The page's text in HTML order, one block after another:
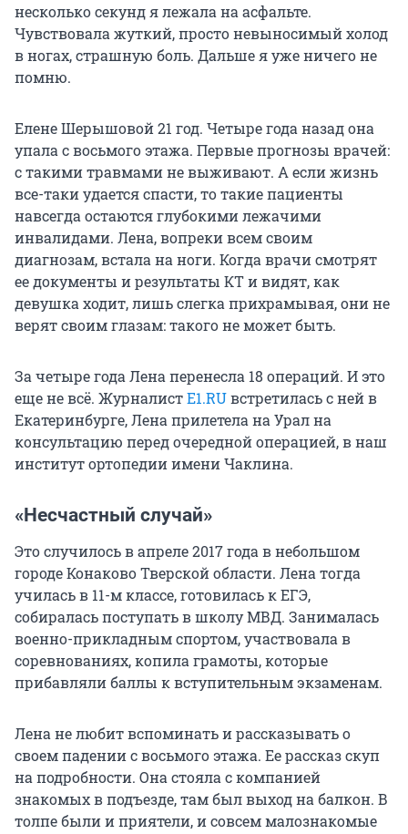
несколько секунд я лежала на асфальте.
Чувствовала жуткий, просто невыносимый холод
в ногах, страшную боль. Дальше я уже ничего не
помню.
Елене Шерышовой 21 год. Четыре года назад она
упала с восьмого этажа. Первые прогнозы врачей:
с такими травмами не выживают. А если жизнь
все-таки удается спасти, то такие пациенты
навсегда остаются глубокими лежачими
инвалидами. Лена, вопреки всем своим
диагнозам, встала на ноги. Когда врачи смотрят
ее документы и результаты КТ и видят, как
девушка ходит, лишь слегка прихрамывая, они не
верят своим глазам: такого не может быть.
За четыре года Лена перенесла 18 операций. И это
еще не всё. ЖурналистЕ1.RUвстретилась с ней в
Екатеринбурге, Лена прилетела на Урал на
консультацию перед очередной операцией, в наш
институт ортопедии имени Чаклина.
«Несчастный случай»
Это случилось в апреле 2017 года в небольшом
городе Конаково Тверской области. Лена тогда
училась в 11-м классе, готовилась к ЕГЭ,
собиралась поступать в школу МВД. Занималась
военно-прикладным спортом, участвовала в
соревнованиях, копила грамоты, которые
прибавляли баллы к вступительным экзаменам.
Лена не любит вспоминать и рассказывать о
своем падении с восьмого этажа. Ее рассказ скуп
на подробности. Она стояла с компанией
знакомых в подъезде, там был выход на балкон. В
толпе были и приятели, и совсем малознакомые